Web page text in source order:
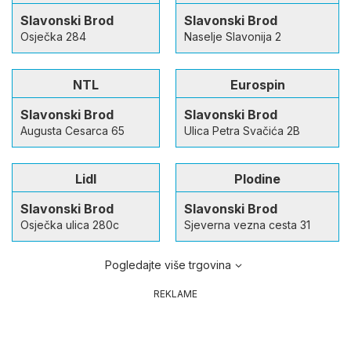
Slavonski Brod
Osječka 284
Slavonski Brod
Naselje Slavonija 2
NTL
Slavonski Brod
Augusta Cesarca 65
Eurospin
Slavonski Brod
Ulica Petra Svačića 2B
Lidl
Slavonski Brod
Osječka ulica 280c
Plodine
Slavonski Brod
Sjeverna vezna cesta 31
Pogledajte više trgovina
REKLAME